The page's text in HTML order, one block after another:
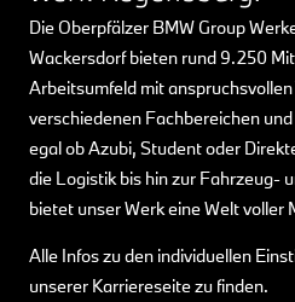
Die Oberpfälzer BMW Group
Wackersdorf bieten rund 9.250
Arbeitsumfeld mit
verschiedenen Fachbereichen
egal ob Azubi, Student oder
die Logistik bis hin zur Fahrzeug-
bietet unser Werk eine Welt voller
Alle Infos zu den individuellen
unserer Karriereseite zu finden.